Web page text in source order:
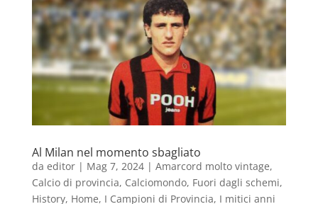
Al Milan nel momento sbagliato
da editor| Mag 7, 2024| Amarcord molto vintage,
Calcio di provincia, Calciomondo, Fuori dagli schemi,
History, Home, I Campioni di Provincia, I mitici anni